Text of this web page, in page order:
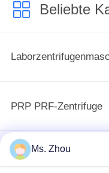
Beliebte
PRP PRF-Zentrifuge
Ms. Zhou